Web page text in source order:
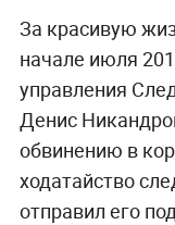
За красивую
начале июля
управления
Денис
обвинению в
ходатайство
отправил его